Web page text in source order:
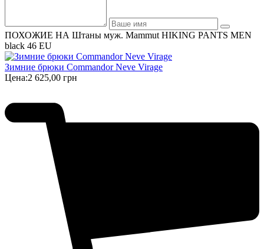
ПОХОЖИЕ НА Штаны муж. Mammut HIKING PANTS MEN
black 46 EU
Зимние брюки Commandor Neve Virage
Цена:2 625,00 грн